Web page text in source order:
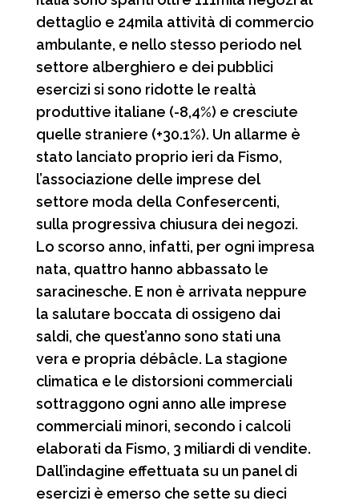
dettaglio e 24mila attività di commercio
ambulante, e nello stesso periodo nel
settore alberghiero e dei pubblici
esercizi si sono ridotte le realtà
produttive italiane (-8,4%) e cresciute
quelle straniere (+30.1%). Un allarme è
stato lanciato proprio ieri da Fismo,
l’associazione delle imprese del
settore moda della Confesercenti,
sulla progressiva chiusura dei negozi.
Lo scorso anno, infatti, per ogni impresa
nata, quattro hanno abbassato le
saracinesche. E non è arrivata neppure
la salutare boccata di ossigeno dai
saldi, che quest’anno sono stati una
vera e propria débâcle. La stagione
climatica e le distorsioni commerciali
sottraggono ogni anno alle imprese
commerciali minori, secondo i calcoli
elaborati da Fismo, 3 miliardi di vendite.
Dall’indagine effettuata su un panel di
esercizi è emerso che sette su dieci